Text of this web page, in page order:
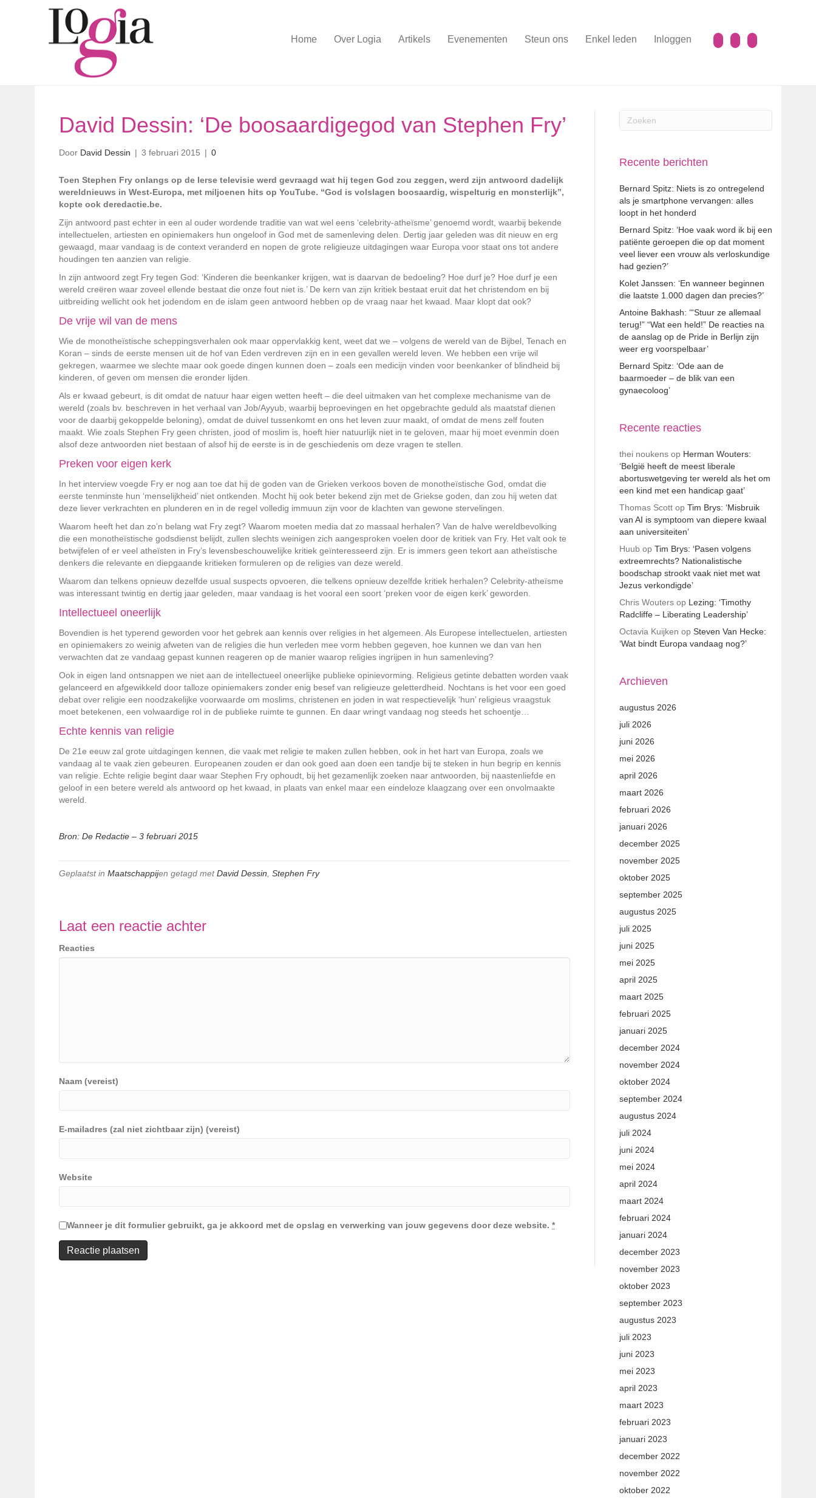
Home Over Logia Artikels Evenementen Steun ons Enkel leden Inloggen
David Dessin: ‘De boosaardigegod van Stephen Fry’
Door David Dessin | 3 februari 2015 | 0
Toen Stephen Fry onlangs op de Ierse televisie werd gevraagd wat hij tegen God zou zeggen, werd zijn antwoord dadelijk
wereldnieuws in West-Europa, met miljoenen hits op YouTube. “God is volslagen boosaardig, wispelturig en monsterlijk”,
kopte ook deredactie.be.
Zijn antwoord past echter in een al ouder wordende traditie van wat wel eens ‘celebrity-atheïsme’ genoemd wordt, waarbij bekende
intellectuelen, artiesten en opiniemakers hun ongeloof in God met de samenleving delen. Dertig jaar geleden was dit nieuw en erg
gewaagd, maar vandaag is de context veranderd en nopen de grote religieuze uitdagingen waar Europa voor staat ons tot andere
houdingen ten aanzien van religie.
In zijn antwoord zegt Fry tegen God: ‘Kinderen die beenkanker krijgen, wat is daarvan de bedoeling? Hoe durf je? Hoe durf je een
wereld creëren waar zoveel ellende bestaat die onze fout niet is.’ De kern van zijn kritiek bestaat eruit dat het christendom en bij
uitbreiding wellicht ook het jodendom en de islam geen antwoord hebben op de vraag naar het kwaad. Maar klopt dat ook?
De vrije wil van de mens
Wie de monotheïstische scheppingsverhalen ook maar oppervlakkig kent, weet dat we – volgens de wereld van de Bijbel, Tenach en
Koran – sinds de eerste mensen uit de hof van Eden verdreven zijn en in een gevallen wereld leven. We hebben een vrije wil
gekregen, waarmee we slechte maar ook goede dingen kunnen doen – zoals een medicijn vinden voor beenkanker of blindheid bij
kinderen, of geven om mensen die eronder lijden.
Als er kwaad gebeurt, is dit omdat de natuur haar eigen wetten heeft – die deel uitmaken van het complexe mechanisme van de
wereld (zoals bv. beschreven in het verhaal van Job/Ayyub, waarbij beproevingen en het opgebrachte geduld als maatstaf dienen
voor de daarbij gekoppelde beloning), omdat de duivel tussenkomt en ons het leven zuur maakt, of omdat de mens zelf fouten
maakt. Wie zoals Stephen Fry geen christen, jood of moslim is, hoeft hier natuurlijk niet in te geloven, maar hij moet evenmin doen
alsof deze antwoorden niet bestaan of alsof hij de eerste is in de geschiedenis om deze vragen te stellen.
Preken voor eigen kerk
In het interview voegde Fry er nog aan toe dat hij de goden van de Grieken verkoos boven de monotheïstische God, omdat die
eerste tenminste hun ‘menselijkheid’ niet ontkenden. Mocht hij ook beter bekend zijn met de Griekse goden, dan zou hij weten dat
deze liever verkrachten en plunderen en in de regel volledig immuun zijn voor de klachten van gewone stervelingen.
Waarom heeft het dan zo’n belang wat Fry zegt? Waarom moeten media dat zo massaal herhalen? Van de halve wereldbevolking
die een monotheïstische godsdienst belijdt, zullen slechts weinigen zich aangesproken voelen door de kritiek van Fry. Het valt ook te
betwijfelen of er veel atheïsten in Fry’s levensbeschouwelijke kritiek geïnteresseerd zijn. Er is immers geen tekort aan atheïstische
denkers die relevante en diepgaande kritieken formuleren op de religies van deze wereld.
Waarom dan telkens opnieuw dezelfde usual suspects opvoeren, die telkens opnieuw dezelfde kritiek herhalen? Celebrity-atheïsme
was interessant twintig en dertig jaar geleden, maar vandaag is het vooral een soort ‘preken voor de eigen kerk’ geworden.
Intellectueel oneerlijk
Bovendien is het typerend geworden voor het gebrek aan kennis over religies in het algemeen. Als Europese intellectuelen, artiesten
en opiniemakers zo weinig afweten van de religies die hun verleden mee vorm hebben gegeven, hoe kunnen we dan van hen
verwachten dat ze vandaag gepast kunnen reageren op de manier waarop religies ingrijpen in hun samenleving?
Ook in eigen land ontsnappen we niet aan de intellectueel oneerlijke publieke opinievorming. Religieus getinte debatten worden vaak
gelanceerd en afgewikkeld door talloze opiniemakers zonder enig besef van religieuze geletterdheid. Nochtans is het voor een goed
debat over religie een noodzakelijke voorwaarde om moslims, christenen en joden in wat respectievelijk ‘hun’ religieus vraagstuk
moet betekenen, een volwaardige rol in de publieke ruimte te gunnen. En daar wringt vandaag nog steeds het schoentje…
Echte kennis van religie
De 21e eeuw zal grote uitdagingen kennen, die vaak met religie te maken zullen hebben, ook in het hart van Europa, zoals we
vandaag al te vaak zien gebeuren. Europeanen zouden er dan ook goed aan doen een tandje bij te steken in hun begrip en kennis
van religie. Echte religie begint daar waar Stephen Fry ophoudt, bij het gezamenlijk zoeken naar antwoorden, bij naastenliefde en
geloof in een betere wereld als antwoord op het kwaad, in plaats van enkel maar een eindeloze klaagzang over een onvolmaakte
wereld.
Bron: De Redactie – 3 februari 2015
Geplaatst in Maatschappijen getagd metDavid Dessin Stephen Fry
Laat een reactie achter
Reacties
Naam (vereist)
E-mailadres (zal niet zichtbaar zijn) (vereist)
Website
Wanneer je dit formulier gebruikt, ga je akkoord met de opslag en verwerking van jouw gegevens door deze website. *
Recente berichten
Bernard Spitz: Niets is zo ontregelend
als je smartphone vervangen: alles
loopt in het honderd
Bernard Spitz: ‘Hoe vaak word ik bij een
patiënte geroepen die op dat moment
veel liever een vrouw als verloskundige
had gezien?’
Kolet Janssen: ‘En wanneer beginnen
die laatste 1.000 dagen dan precies?’
Antoine Bakhash: ‘“Stuur ze allemaal
terug!” “Wat een held!” De reacties na
de aanslag op de Pride in Berlijn zijn
weer erg voorspelbaar’
Bernard Spitz: ‘Ode aan de
baarmoeder – de blik van een
gynaecoloog’
Recente reacties
thei noukensop Herman Wouters:
‘België heeft de meest liberale
abortuswetgeving ter wereld als het om
een kind met een handicap gaat’
Thomas Scottop Tim Brys: ‘Misbruik
van AI is symptoom van diepere kwaal
aan universiteiten’
Huubop Tim Brys: ‘Pasen volgens
extreemrechts? Nationalistische
boodschap strookt vaak niet met wat
Jezus verkondigde’
Chris Woutersop Lezing: ‘Timothy
Radcliffe – Liberating Leadership’
Octavia Kuijken op Steven Van Hecke:
‘Wat bindt Europa vandaag nog?’
Archieven
augustus 2026
juli 2026
juni 2026
mei 2026
april 2026
maart 2026
februari 2026
januari 2026
december 2025
november 2025
oktober 2025
september 2025
augustus 2025
juli 2025
juni 2025
mei 2025
april 2025
maart 2025
februari 2025
januari 2025
december 2024
november 2024
oktober 2024
september 2024
augustus 2024
juli 2024
juni 2024
mei 2024
april 2024
maart 2024
februari 2024
januari 2024
december 2023
november 2023
oktober 2023
september 2023
augustus 2023
juli 2023
juni 2023
mei 2023
april 2023
maart 2023
februari 2023
januari 2023
december 2022
november 2022
oktober 2022